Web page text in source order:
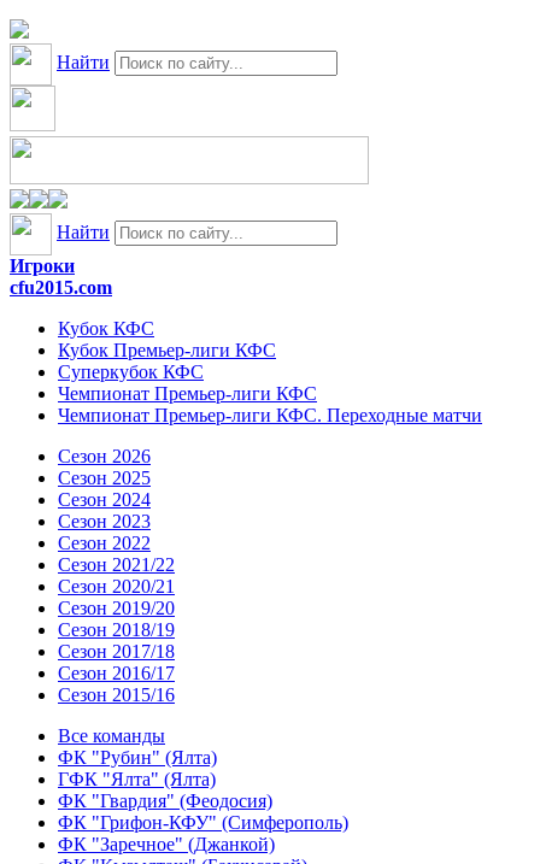
Найти
Найти
Игроки
cfu2015.com
Кубок КФС
Кубок Премьер-лиги КФС
Суперкубок КФС
Чемпионат Премьер-лиги КФС
Чемпионат Премьер-лиги КФС. Переходные матчи
Сезон 2026
Сезон 2025
Сезон 2024
Сезон 2023
Сезон 2022
Сезон 2021/22
Сезон 2020/21
Сезон 2019/20
Сезон 2018/19
Сезон 2017/18
Сезон 2016/17
Сезон 2015/16
Все команды
ФК "Рубин" (Ялта)
ГФК "Ялта" (Ялта)
ФК "Гвардия" (Феодосия)
ФК "Грифон-КФУ" (Симферополь)
ФК "Заречное" (Джанкой)